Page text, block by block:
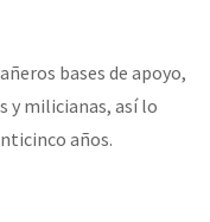
bases de apoyo,
y milicianas, así lo
años.